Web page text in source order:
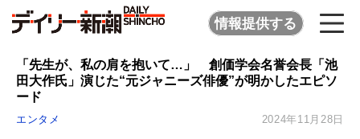
情報提供する
「先生が、私の肩を抱いて…」 創価学会名誉会長「池
田大作氏」演じた“元ジャニーズ俳優”が明かしたエピソ
ード
エンタメ 2024年11月28日